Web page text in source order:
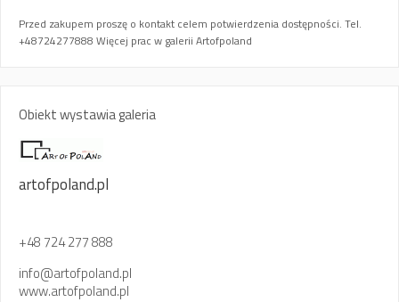
Przed zakupem proszę o kontakt celem potwierdzenia dostępności. Tel.
+48724277888 Więcej prac w galerii Artofpoland
Obiekt wystawia galeria
artofpoland.pl
+48 724 277 888
info@artofpoland.pl
www.artofpoland.pl